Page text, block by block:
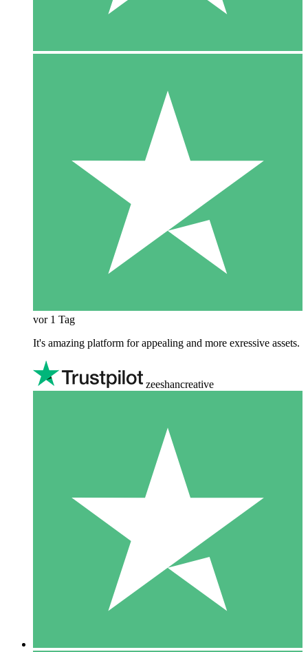
vor 1 Tag
It's amazing platform for appealing and more exressive assets.
zeeshancreative